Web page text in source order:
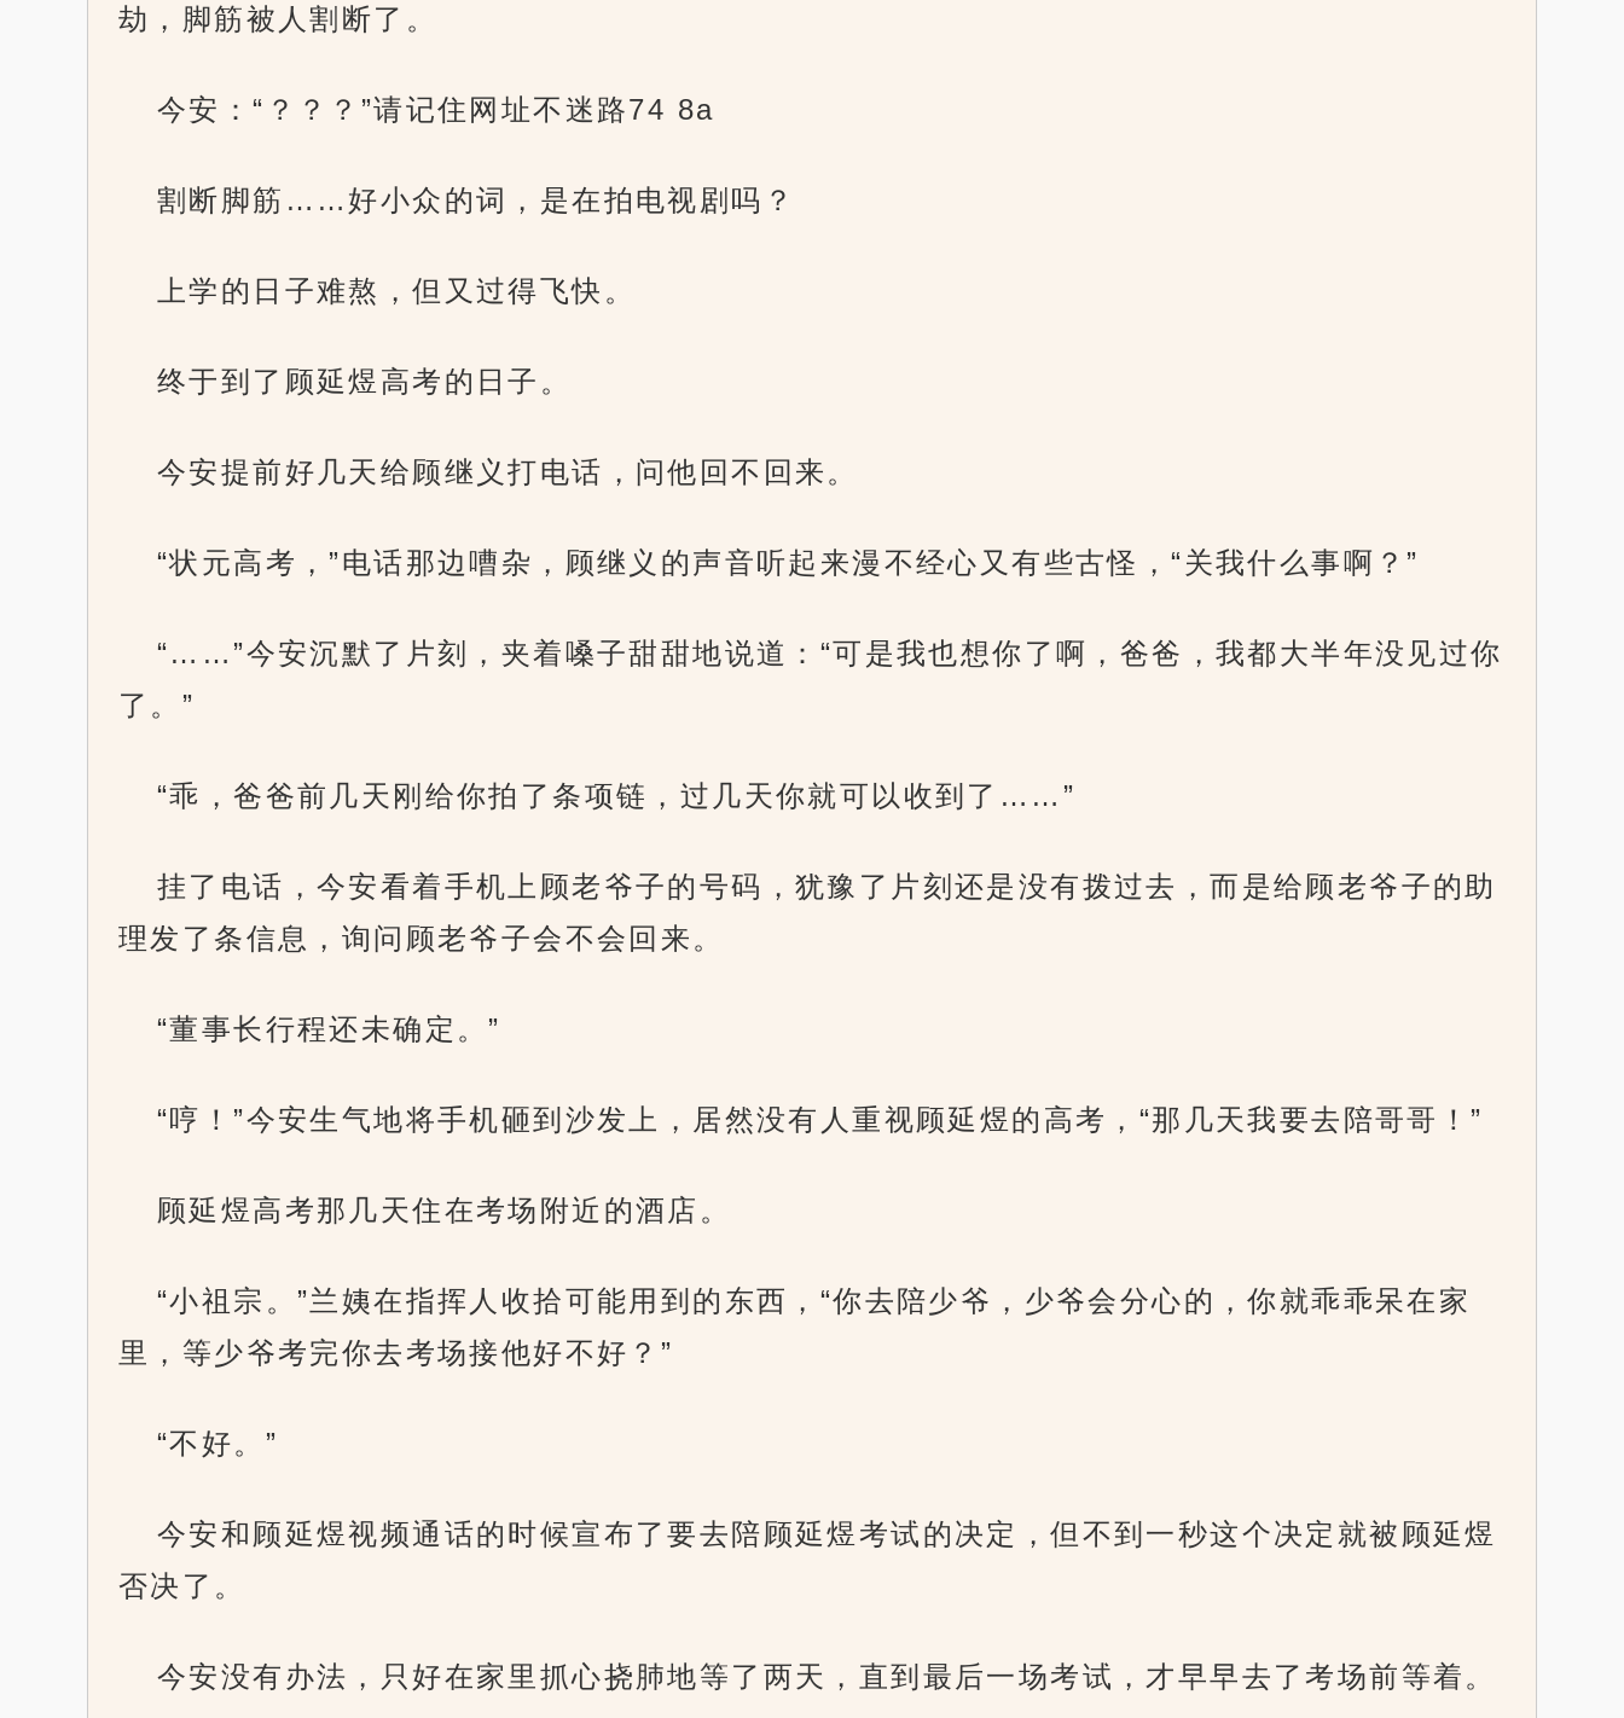
劫，脚筋被人割断了。
今安：“？？？”请记住网址不迷路74 8a
割断脚筋……好小众的词，是在拍电视剧吗？
上学的日子难熬，但又过得飞快。
终于到了顾延煜高考的日子。
今安提前好几天给顾继义打电话，问他回不回来。
“状元高考，”电话那边嘈杂，顾继义的声音听起来漫不经心又有些古怪，“关我什么事啊？”
“……”今安沉默了片刻，夹着嗓子甜甜地说道：“可是我也想你了啊，爸爸，我都大半年没见过你
了。”
“乖，爸爸前几天刚给你拍了条项链，过几天你就可以收到了……”
挂了电话，今安看着手机上顾老爷子的号码，犹豫了片刻还是没有拨过去，而是给顾老爷子的助
理发了条信息，询问顾老爷子会不会回来。
“董事长行程还未确定。”
“哼！”今安生气地将手机砸到沙发上，居然没有人重视顾延煜的高考，“那几天我要去陪哥哥！”
顾延煜高考那几天住在考场附近的酒店。
“小祖宗。”兰姨在指挥人收拾可能用到的东西，“你去陪少爷，少爷会分心的，你就乖乖呆在家
里，等少爷考完你去考场接他好不好？”
“不好。”
今安和顾延煜视频通话的时候宣布了要去陪顾延煜考试的决定，但不到一秒这个决定就被顾延煜
否决了。
今安没有办法，只好在家里抓心挠肺地等了两天，直到最后一场考试，才早早去了考场前等着。